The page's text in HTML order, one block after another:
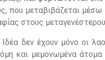
που μεταβιβάζεται μέσω
στους
δεν έχουν μόνο οι
και μεμονωμένα άτομα